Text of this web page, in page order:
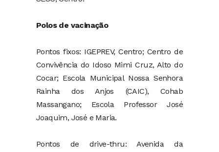
Polos de vacinação
Pontos fixos: IGEPREV, Centro; Centro de
Convivência do Idoso Mimi Cruz, Alto do
Cocar; Escola Municipal Nossa Senhora
Rainha dos Anjos (CAIC), Cohab
Massangano; Escola Professor José
Joaquim, José e Maria.
Pontos de drive-thru: Avenida da